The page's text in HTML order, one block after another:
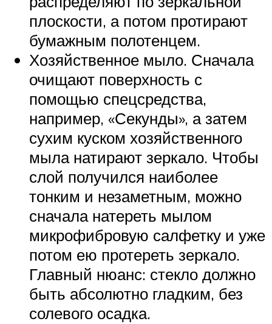
плоскости, а потом протирают
бумажным полотенцем.
Хозяйственное мыло. Сначала
очищают поверхность с
помощью спецсредства,
например, «Секунды», а затем
сухим куском хозяйственного
мыла натирают зеркало. Чтобы
слой получился наиболее
тонким и незаметным, можно
сначала натереть мылом
микрофибровую салфетку и уже
потом ею протереть зеркало.
Главный нюанс: стекло должно
быть абсолютно гладким, без
солевого осадка.